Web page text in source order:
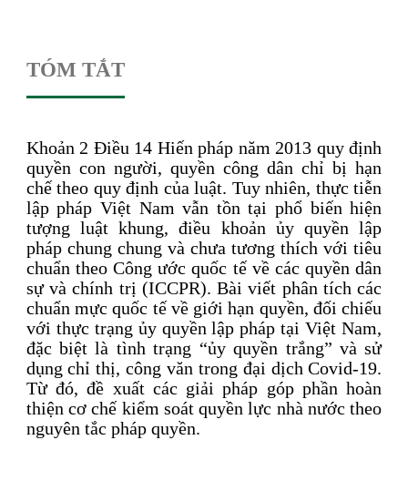
TÓM TẮT
Khoản 2 Điều 14 Hiến pháp năm 2013 quy định
quyền con người, quyền công dân chỉ bị hạn
chế theo quy định của luật. Tuy nhiên, thực tiễn
lập pháp Việt Nam vẫn tồn tại phổ biến hiện
tượng luật khung, điều khoản ủy quyền lập
pháp chung chung và chưa tương thích với tiêu
chuẩn theo Công ước quốc tế về các quyền dân
sự và chính trị (ICCPR). Bài viết phân tích các
chuẩn mực quốc tế về giới hạn quyền, đối chiếu
với thực trạng ủy quyền lập pháp tại Việt Nam,
đặc biệt là tình trạng “ủy quyền trắng” và sử
dụng chỉ thị, công văn trong đại dịch Covid-19.
Từ đó, đề xuất các giải pháp góp phần hoàn
thiện cơ chế kiểm soát quyền lực nhà nước theo
nguyên tắc pháp quyền.